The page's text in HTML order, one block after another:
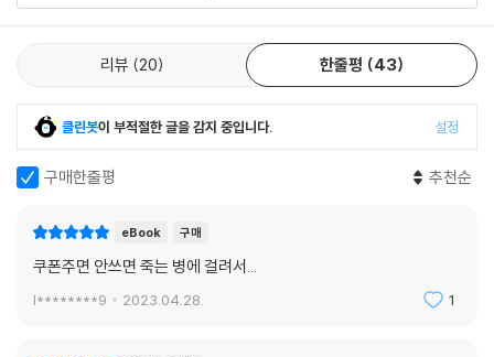
리뷰 20 한줄평 43
클린봇이 부적절한 글을 감지 중입니다. 설정
구매한줄평 추천순
eBook 구매
쿠폰주면 안쓰면 죽는 병에 걸려서...
l********9 2023.04.28. 1